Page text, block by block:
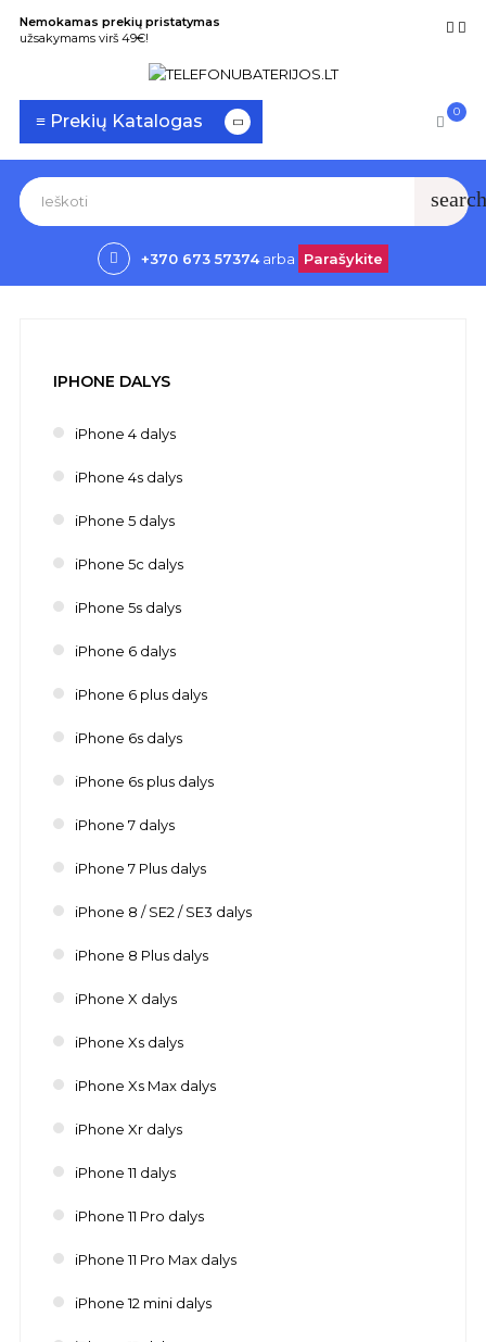
Nemokamas prekių pristatymas
užsakymams virš 49€!
Toggle
navigation
☰ 0
≡ Prekių Katalogas
search
+370 673 57374arba Parašykite
IPHONE DALYS
iPhone 4 dalys
iPhone 4s dalys
iPhone 5 dalys
iPhone 5c dalys
iPhone 5s dalys
iPhone 6 dalys
iPhone 6 plus dalys
iPhone 6s dalys
iPhone 6s plus dalys
iPhone 7 dalys
iPhone 7 Plus dalys
iPhone 8 / SE2 / SE3 dalys
iPhone 8 Plus dalys
iPhone X dalys
iPhone Xs dalys
iPhone Xs Max dalys
iPhone Xr dalys
iPhone 11 dalys
iPhone 11 Pro dalys
iPhone 11 Pro Max dalys
iPhone 12 mini dalys